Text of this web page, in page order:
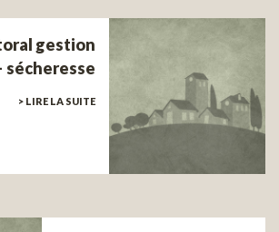
gestion
sécheresse
> LIRE LA SUITE